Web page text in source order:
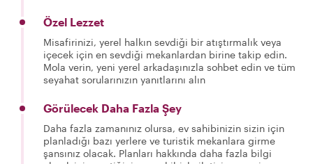
Özel Lezzet
Misafirinizi, yerel halkın sevdiği bir atıştırmalık veya
içecek için en sevdiği mekanlardan birine takip edin.
Mola verin, yeni yerel arkadaşınızla sohbet edin ve tüm
seyahat sorularınızın yanıtlarını alın
Görülecek Daha Fazla Şey
Daha fazla zamanınız olursa, ev sahibinizin sizin için
planladığı bazı yerlere ve turistik mekanlara girme
şansınız olacak. Planları hakkında daha fazla bilgi